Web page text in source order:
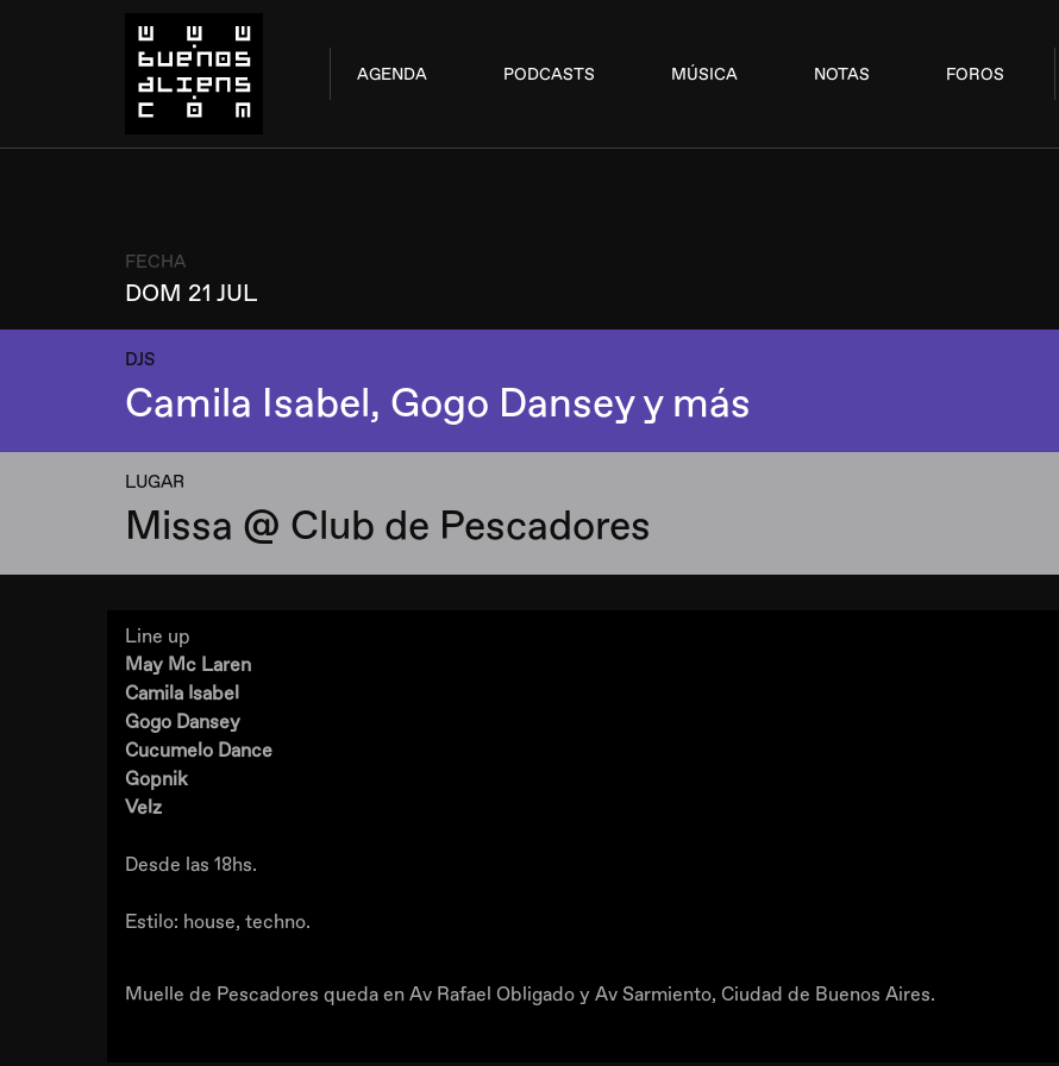
AGENDA PODCASTS MÚSICA NOTAS FOROS
FECHA
DOM 21 JUL
DJS
Camila Isabel, Gogo Dansey y más
LUGAR
Missa @ Club de Pescadores
Line up
May Mc Laren
Camila Isabel
Gogo Dansey
Cucumelo Dance
Gopnik
Velz
Desde las 18hs.
Estilo: house, techno.
Muelle de Pescadores queda en Av Rafael Obligado y Av Sarmiento, Ciudad de Buenos Aires.